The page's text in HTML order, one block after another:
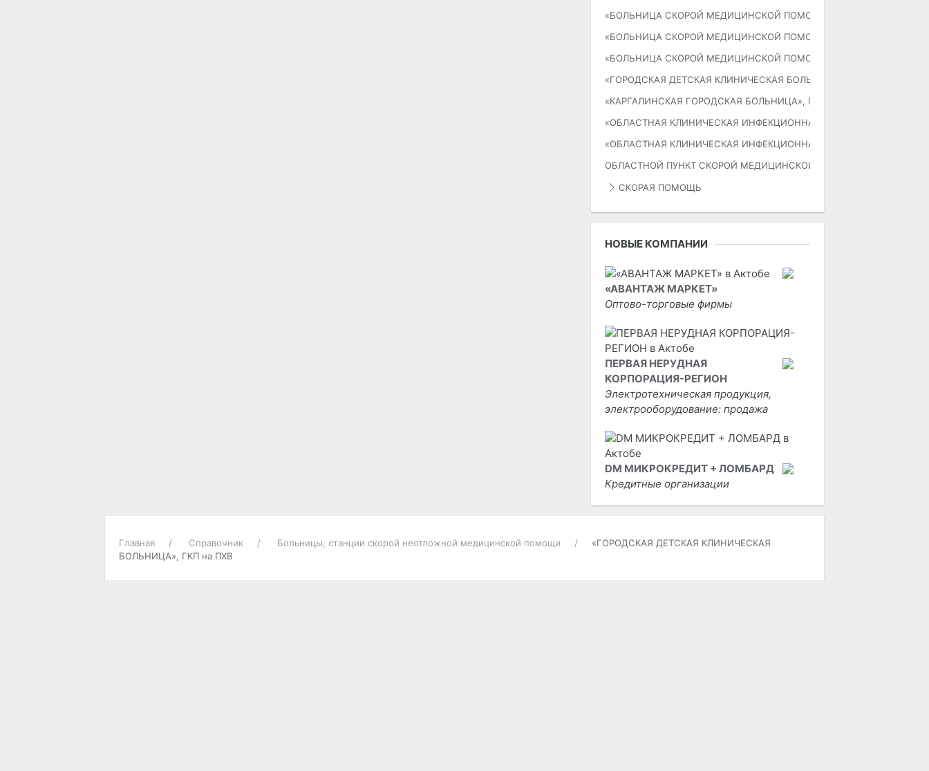
«БОЛЬНИЦА СКОРОЙ МЕДИЦИНСКОЙ ПОМОЩИ», лечебно-
«БОЛЬНИЦА СКОРОЙ МЕДИЦИНСКОЙ ПОМОЩИ», лечебно-
«БОЛЬНИЦА СКОРОЙ МЕДИЦИНСКОЙ ПОМОЩИ», лечебно-
«ГОРОДСКАЯ ДЕТСКАЯ КЛИНИЧЕСКАЯ БОЛЬНИЦА», ГКП на ПХВ
«КАРГАЛИНСКАЯ ГОРОДСКАЯ БОЛЬНИЦА», ГКП на ПХВ
«ОБЛАСТНАЯ КЛИНИЧЕСКАЯ ИНФЕКЦИОННАЯ БОЛЬНИЦА», ГККП
«ОБЛАСТНАЯ КЛИНИЧЕСКАЯ ИНФЕКЦИОННАЯ БОЛЬНИЦА», отделение
ОБЛАСТНОЙ ПУНКТ СКОРОЙ МЕДИЦИНСКОЙ ПОМОЩИ
СКОРАЯ ПОМОЩЬ
НОВЫЕ КОМПАНИИ
«АВАНТАЖ МАРКЕТ»
Оптово-торговые фирмы
ПЕРВАЯ НЕРУДНАЯ
КОРПОРАЦИЯ-РЕГИОН
Электротехническая продукция,
электрооборудование: продажа
DM МИКРОКРЕДИТ + ЛОМБАРД
Кредитные организации
Главная Справочник Больницы, станции скорой неотложной медицинской помощи
«ГОРОДСКАЯ ДЕТСКАЯ КЛИНИЧЕСКАЯ
БОЛЬНИЦА», ГКП на ПХВ